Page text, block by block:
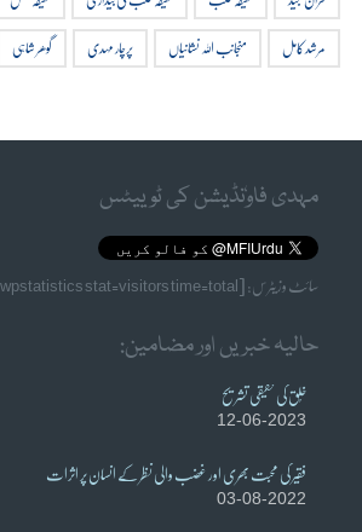
مرشد کامل
منجانب اللہ نشانیاں پرچار مہدی گوھر شاہی
مہدی فاوٗنڈیشن کی ٹوییٹس
سائٹ وزیٹرس: [wpstatistics stat=visitors time=total]
حالیہ خبریں اور مضامین:
خُلق کی حقیقی تشریح
12-06-2023
فقیر کی محبت بھری اور غضب والی نظر کے انسان پر اثرات
03-08-2022